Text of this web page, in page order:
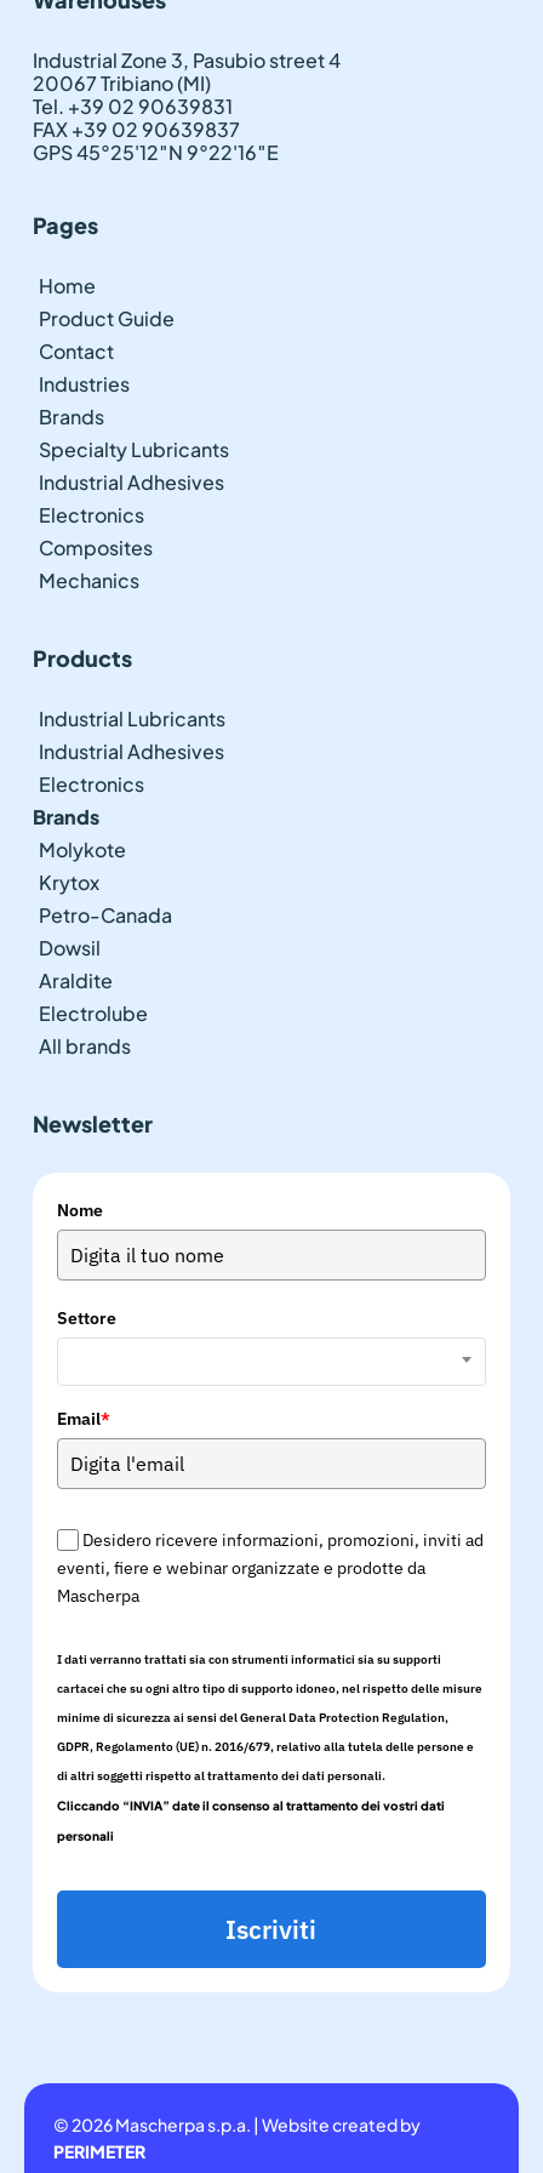
Industrial Zone 3, Pasubio street 4
20067 Tribiano (MI)
Tel. +39 02 90639831
FAX +39 02 90639837
GPS 45°25'12″N 9°22'16″E
Pages
Home
Product Guide
Contact
Industries
Brands
Specialty Lubricants
Industrial Adhesives
Electronics
Composites
Mechanics
Products
Industrial Lubricants
Industrial Adhesives
Electronics
Brands
Molykote
Krytox
Petro-Canada
Dowsil
Araldite
Electrolube
All brands
Newsletter
Nome
Settore
Email*
Desidero ricevere informazioni, promozioni, inviti ad
eventi, fiere e webinar organizzate e prodotte da
Mascherpa
I dati verranno trattati sia con strumenti informatici sia su supporti
cartacei che su ogni altro tipo di supporto idoneo, nel rispetto delle misure
minime di sicurezza ai sensi del General Data Protection Regulation,
GDPR, Regolamento (UE) n. 2016/679, relativo alla tutela delle persone e
di altri soggetti rispetto al trattamento dei dati personali.
Cliccando “INVIA” date il consenso al trattamento dei vostri dati
personali
Iscriviti
© 2026 Mascherpa s.p.a. | Website created by
PERIMETER